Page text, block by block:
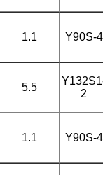
1.1 Y90S-4
5.5
2
1.1 Y90S-4